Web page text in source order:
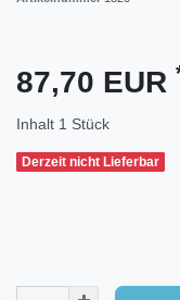
87,70 EUR
Inhalt 1 Stück
Derzeit nicht Lieferbar